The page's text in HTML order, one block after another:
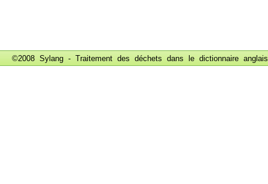
©2008 Sylang - Traitement des déchets dans le dictionnaire anglais